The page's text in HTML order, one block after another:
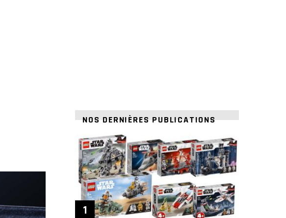
NOS DERNIÈRES PUBLICATIONS